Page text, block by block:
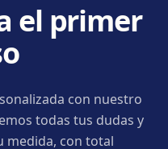
el primer
con nuestro
todas tus dudas y
medida, con total